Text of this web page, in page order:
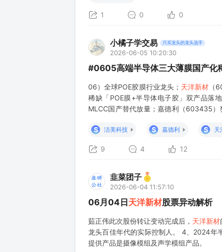
1 0 0
小橘子学交易 只买龙头的龙头选手
2026-06-05 10:20:30
#0605高端半导体三大薄膜国产化
06）全球POE胶膜行业龙头； 天洋新材 （
稀缺「POE膜+半导体电子胶」双产品落
MLCC国产替代放量；嘉德利（603435）
S
洁美科技 S 嘉德利 S 天
9 4 12
韭菜团子
2026-06-04 11:57:10
06月04日 天洋新材股票异动解析
茹正伟此次股份转让变动完成后， 天洋新材
龙头百佳年代的实际控制人。 4、2024年
提供产品是摄像模组及声学模组产品。